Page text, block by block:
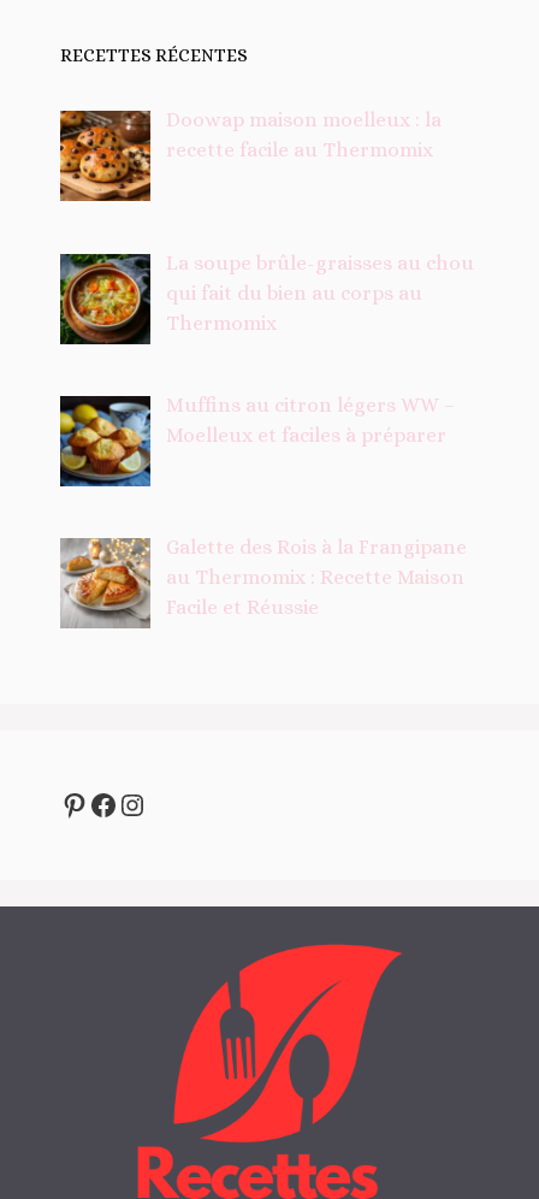
RECETTES RÉCENTES
Doowap maison moelleux : la
recette facile au Thermomix
La soupe brûle-graisses au chou
qui fait du bien au corps au
Thermomix
Muffins au citron légers WW –
Moelleux et faciles à préparer
Galette des Rois à la Frangipane
au Thermomix : Recette Maison
Facile et Réussie
Pinterest
Facebook
Instagram